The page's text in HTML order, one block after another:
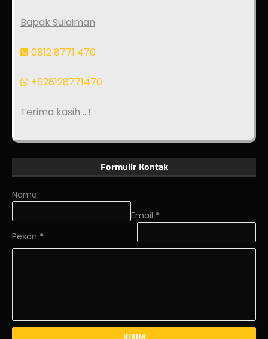
Bapak Sulaiman
0812 8771 470
+628128771470
Terima kasih ...!
Formulir Kontak
Nama
Email *
Pesan *